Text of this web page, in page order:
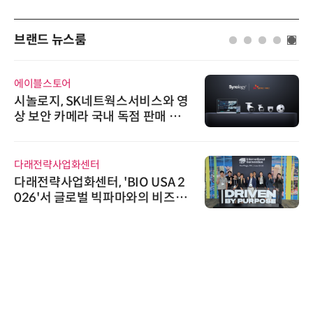
브랜드 뉴스룸
에이블스토어
시놀로지, SK네트웍스서비스와 영
상 보안 카메라 국내 독점 판매 파
다래전략사업화센터
다래전략사업화센터, 'BIO USA 2
026'서 글로벌 빅파마와의 비즈니